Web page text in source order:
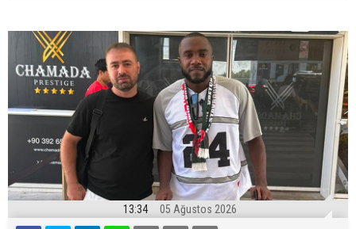
13:34 05 Ağustos 2026